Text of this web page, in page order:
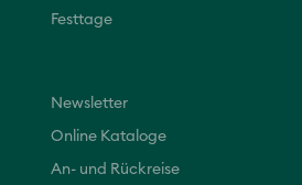
Festtage
Newsletter
Online Kataloge
An- und Rückreise